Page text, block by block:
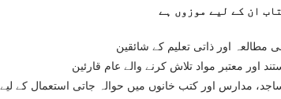
مطالعہ اور ذاتی تعلیم کے شائقین
اور معتبر مواد تلاش کرنے والے عام قارئین
مدارس اور کتب خانوں میں حوالہ جاتی استعمال کے لیے